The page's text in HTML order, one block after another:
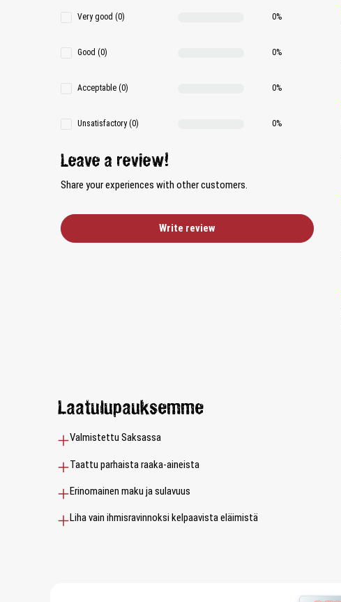
Very good (0) 0%
Good (0) 0%
Acceptable (0) 0%
Unsatisfactory (0) 0%
Leave a review!
Share your experiences with other customers.
Write review
Laatulupauksemme
Valmistettu Saksassa
Taattu parhaista raaka-aineista
Erinomainen maku ja sulavuus
Liha vain ihmisravinnoksi kelpaavista eläimistä